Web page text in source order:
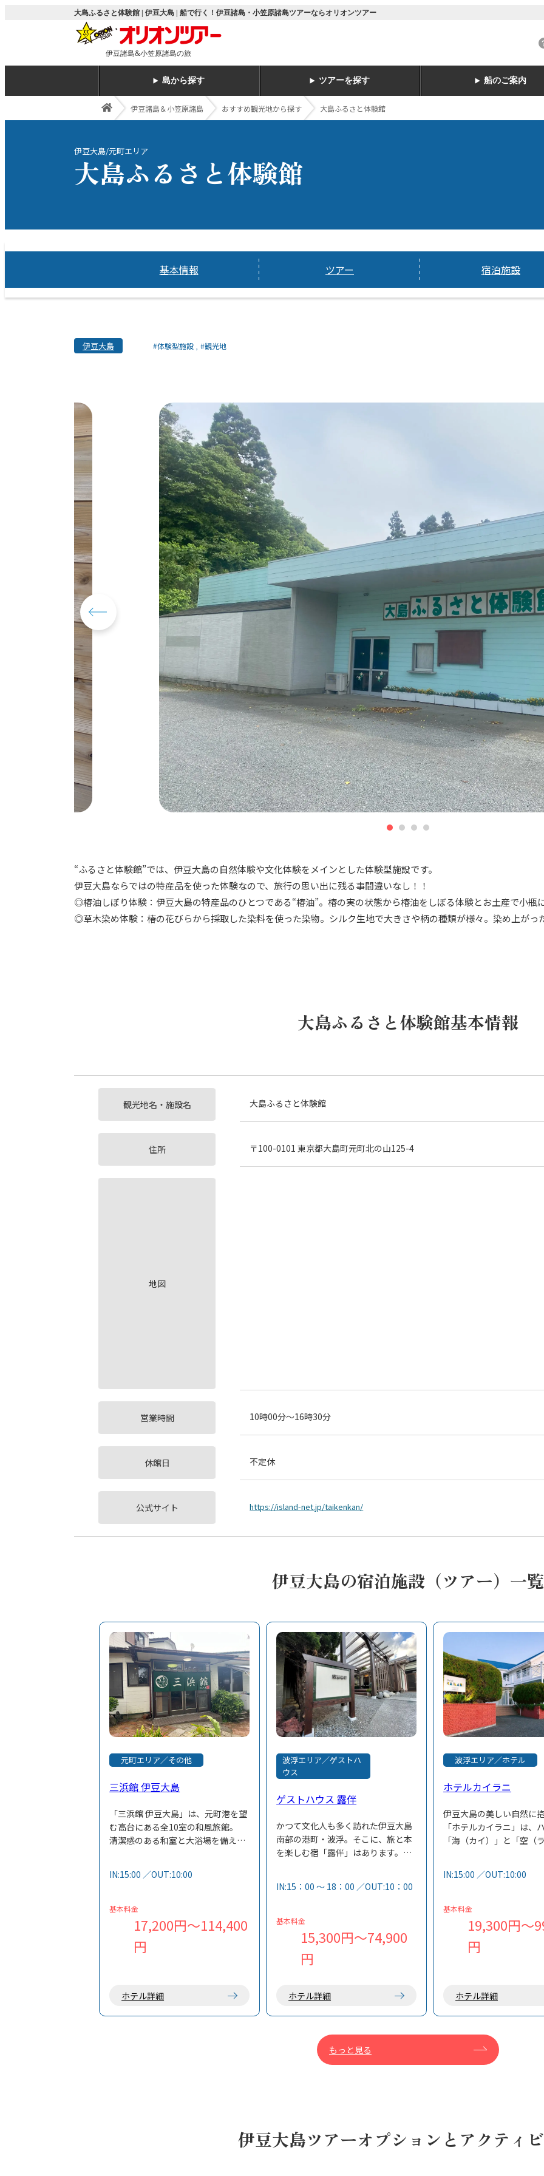
大島ふるさと体験館 | 伊豆大島 | 船で行く！伊豆諸島・小笠原諸島ツアーならオリオンツアー
伊豆諸島&小笠原諸島の旅
島から探す ツアーを探す 船のご案内
伊豆諸島＆小笠原諸島 おすすめ観光地から探す 大島ふるさと体験館
伊豆大島/元町エリア
大島ふるさと体験館
基本情報 ツアー 宿泊施設
伊豆大島 #体験型施設 #観光地
“ふるさと体験館”では、伊豆大島の自然体験や文化体験をメインとした体験型施設です。
伊豆大島ならではの特産品を使った体験なので、旅行の思い出に残る事間違いなし！！
◎椿油しぼり体験：伊豆大島の特産品のひとつである“椿油”。椿の実の状態から椿油をしぼる体験とお土産で小瓶
◎草木染め体験：椿の花びらから採取した染料を使った染物。シルク生地で大きさや柄の種類が様々。染め上がっ
大島ふるさと体験館基本情報
観光地名・施設名 大島ふるさと体験館
住所 〒100-0101 東京都大島町元町北の山125-4
地図
営業時間 10時00分～16時30分
休館日 不定休
公式サイト https://island-net.jp/taikenkan/
伊豆大島の宿泊施設（ツアー）一覧
元町エリア／その他
三浜館 伊豆大島
「三浜館 伊豆大島」は、元町港を望
む高台にある全10室の和風旅館。
清潔感のある和室と大浴場を備え、
アメニティも充実し、手ぶらでも安
地元食材を使った手作り料理も好評
で、BBQスペースや宴会場も完備。
港や空港からのアクセスも良く、島
旅の拠点に最適です。
IN:15:00 ／OUT:10:00
基本料金
17,200円～114,400
円
ホテル詳細
波浮エリア／ゲストハ
ウス
ゲストハウス 露伴
かつて文化人も多く訪れた伊豆大島
南部の港町・波浮。そこに、旅と本
を楽しむ宿「露伴」はあります。
2タイプから選べます。
書がある他、キッチンでは自由に料
理が楽しめます。
IN:15：00 ～ 18：00 ／OUT:10：00
基本料金
15,300円～74,900
円
ホテル詳細
波浮エリア／ホテル
ホテルカイラニ
伊豆大島の美しい自然に
「ホテルカイラニ」は、
「海（カイ）」と「空（
2019年に開業し、ハワイ
を融合させた温かみのある
を提供しています。
※上記画像一覧の最後に、
様手作り周辺MAPがあり
IN:15:00 ／OUT:10:00
基本料金
19,300円～
円
ホテル詳細
もっと見る
伊豆大島ツアーオプションとアクティ